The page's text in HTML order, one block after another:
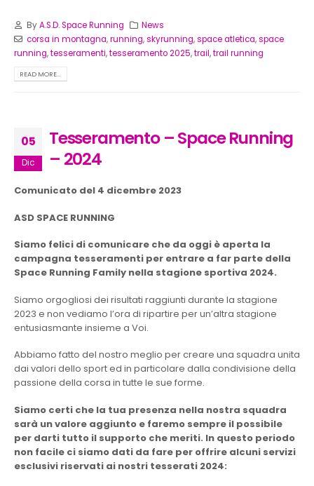
ByA.S.D. Space Running
News
corsa in montagna,running,skyrunning,space atletica,space
running,tesseramenti,tesseramento 2025,trail,trail running
READ MORE...
05
Dic
Tesseramento – Space Running
– 2024
Comunicato del 4 dicembre 2023
ASD SPACE RUNNING
Siamo felici di comunicare che da oggi è aperta la
campagna tesseramenti per entrare a far parte della
Space Running Family nella stagione sportiva 2024.
Siamo orgogliosi dei risultati raggiunti durante la stagione
2023 e non vediamo l’ora di ripartire per un’altra stagione
entusiasmante insieme a Voi.
Abbiamo fatto del nostro meglio per creare una squadra unita
dai valori dello sport ed in particolare dalla condivisione della
passione della corsa in tutte le sue forme.
Siamo certi che la tua presenza nella nostra squadra
sarà un valore aggiunto e faremo sempre il possibile
per darti tutto il supporto che meriti. In questo periodo
non facile ci siamo dati da fare per offrire alcuni servizi
esclusivi riservati ai nostri tesserati 2024: